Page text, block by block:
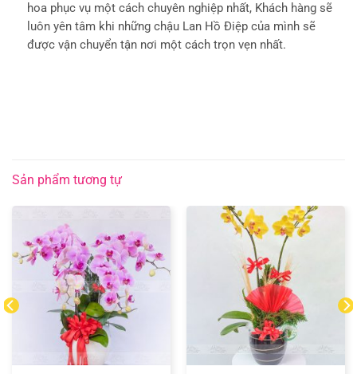
hoa phục vụ một cách chuyên nghiệp nhất, Khách hàng sẽ
luôn yên tâm khi những chậu Lan Hồ Điệp của mình sẽ
được vận chuyển tận nơi một cách trọn vẹn nhất.
Sản phẩm tương tự